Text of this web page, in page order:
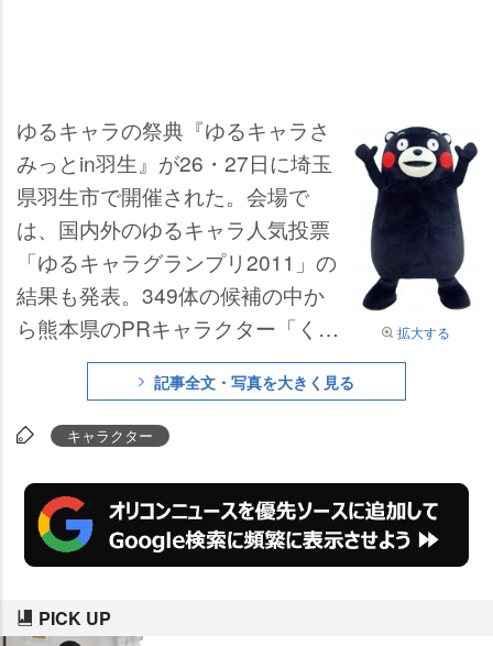
拡大する
ゆるキャラの祭典『ゆるキャラさ
みっとin羽生』が26・27日に埼玉
県羽生市で開催された。会場で
は、国内外のゆるキャラ人気投票
「ゆるキャラグランプリ2011」の
結果も発表。349体の候補の中か
ら熊本県のPRキャラクター「くま
モン」が頂点に輝いた。
記事全文・写真を大きく見る
キャラクター
PICK UP